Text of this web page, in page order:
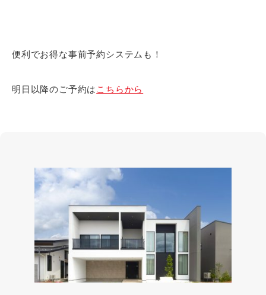
便利でお得な事前予約システムも！
明日以降のご予約は こちらから